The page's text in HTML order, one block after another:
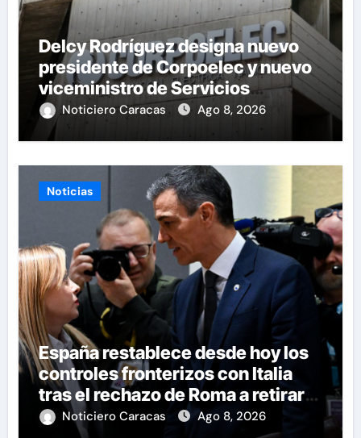
Delcy Rodríguez designa nuevo
presidente de Corpoelec y nuevo
viceministro de Servicios
Eléctricos
Noticiero Caracas Ago 8, 2026
Noticias
España restablece desde hoy los
controles fronterizos con Italia
tras el rechazo de Roma a retirar
las restricciones
Noticiero Caracas Ago 8, 2026